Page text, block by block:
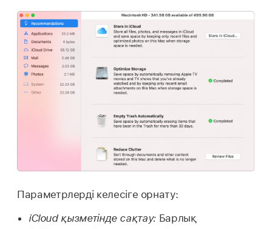
Параметрлерді келесіге орнату:
iCloud қызметінде сақтау:Барлық